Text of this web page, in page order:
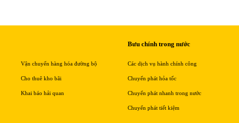
Vận chuyển hàng hóa đường bộ
Cho thuê kho bãi
Khai báo hải quan
Bưu chính trong nước
Các dịch vụ hành chính công
Chuyển phát hỏa tốc
Chuyển phát nhanh trong nước
Chuyển phát tiết kiệm